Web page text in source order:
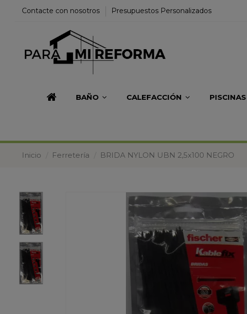
Contacte con nosotros Presupuestos Personalizados
BAÑO CALEFACCIÓN PISCINAS
Inicio Ferretería BRIDA NYLON UBN 2,5x100 NEGRO